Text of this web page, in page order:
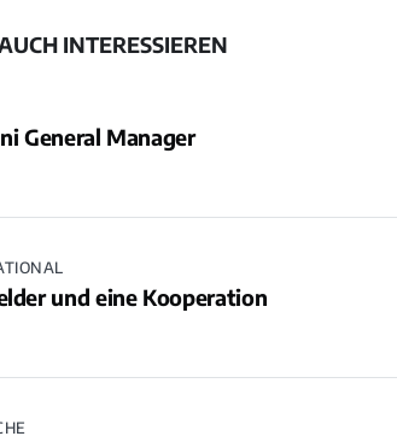
INTERESSIEREN
General Manager
und eine Kooperation